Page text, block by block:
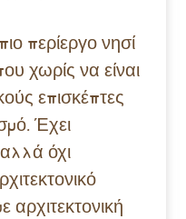
περίεργο νησί
χωρίς να είναι
επισκέπτες
Έχει
όχι